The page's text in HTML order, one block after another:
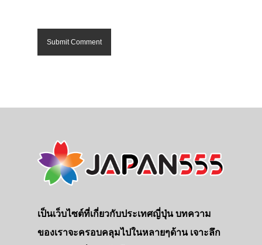
เป็นเว็บไซต์ที่เกี่ยวกับประเทศญี่ปุ่น บทความ
ของเราจะครอบคลุมไปในหลายๆด้าน เจาะลึก